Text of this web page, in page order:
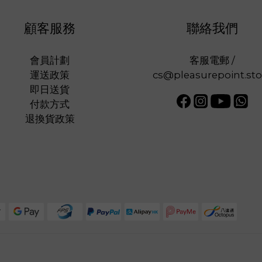
顧客服務
會員計劃
運送政策
即日送貨
付款方式
退換貨政策
聯絡我們
客服電郵 /